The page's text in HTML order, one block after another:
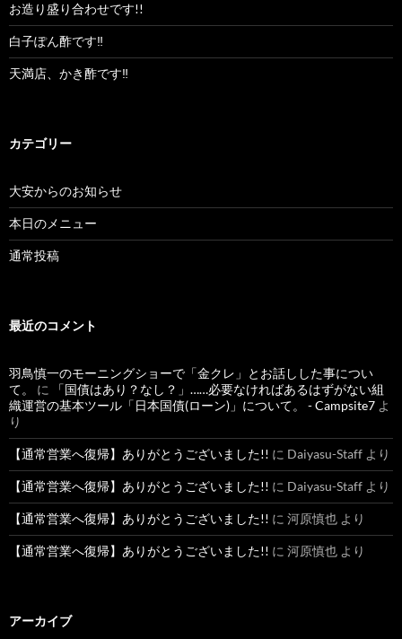
お造り盛り合わせです!!
白子ぽん酢です‼︎
天満店、かき酢です‼︎
カテゴリー
大安からのお知らせ
本日のメニュー
通常投稿
最近のコメント
羽鳥慎一のモーニングショーで「金クレ」とお話しした事につい
て。
に
「国債はあり？なし？」……必要なければあるはずがない組
織運営の基本ツール「日本国債(ローン)」について。 - Campsite7 よ
り
【通常営業へ復帰】ありがとうございました!! に Daiyasu-Staff より
【通常営業へ復帰】ありがとうございました!! に Daiyasu-Staff より
【通常営業へ復帰】ありがとうございました!! に 河原慎也 より
【通常営業へ復帰】ありがとうございました!! に 河原慎也 より
アーカイブ